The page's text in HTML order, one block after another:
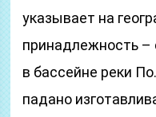
указывает на
принадлежность –
в бассейне реки
падано